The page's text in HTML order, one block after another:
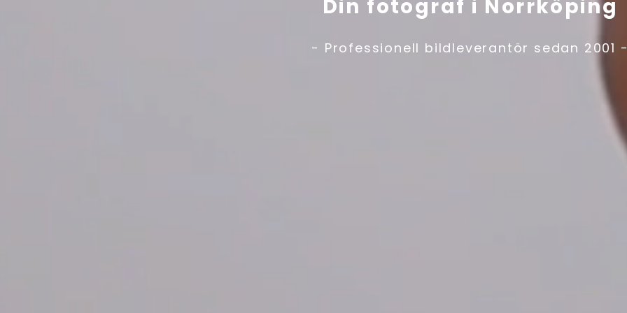
Din fotograf i Norrköping
- Professionell bildleverantör sedan 2001